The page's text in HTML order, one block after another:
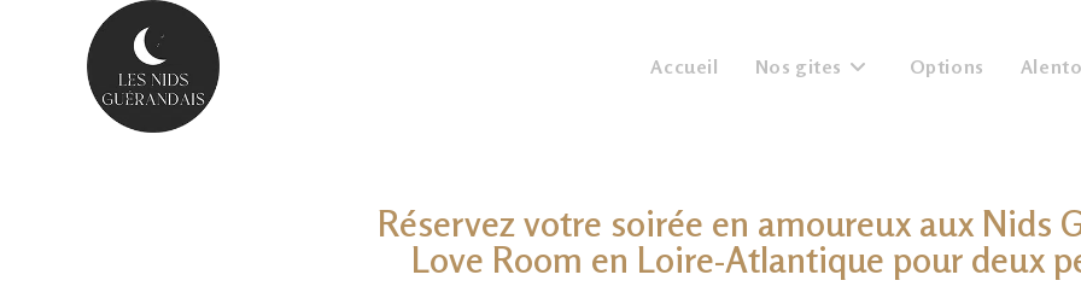
Accueil Nos gites Options
Réservez votre soirée en amoureux aux Nids
Love Room en Loire-Atlantique pour deux